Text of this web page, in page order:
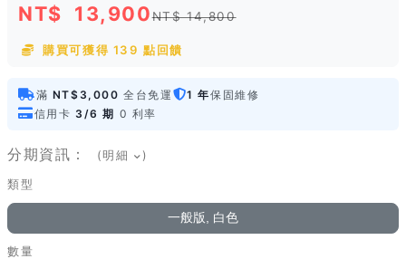
NT$ 13,900NT$ 14,800
購買可獲得 139 點回饋
滿 NT$3,000 全台免運 1 年保固維修
信用卡 3/6 期 0 利率
分期資訊： (明細 )
類型
一般版, 白色
數量